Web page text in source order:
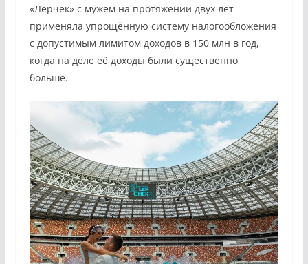
«Лерчек» с мужем на протяжении двух лет
применяла упрощённую систему налогообложения
с допустимым лимитом доходов в 150 млн в год,
когда на деле её доходы были существенно
больше.